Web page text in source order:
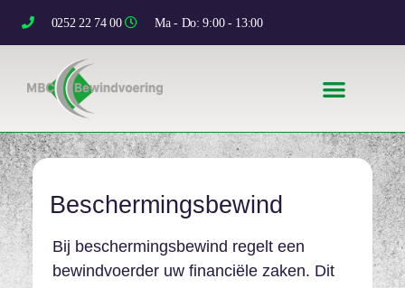
0252 22 74 00 Ma - Do: 9:00 - 13:00
Beschermingsbewind
Bij beschermingsbewind regelt een
bewindvoerder uw financiële zaken. Dit